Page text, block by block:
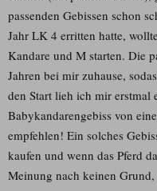
passenden Gebissen schon
Jahr LK 4 erritten hatte,
Kandare und M starten. Die
Jahren bei mir zuhause,
den Start lieh ich mir erstmal
Babykandarengebiss von
empfehlen! Ein solches
kaufen und wenn das Pferd
Meinung nach keinen